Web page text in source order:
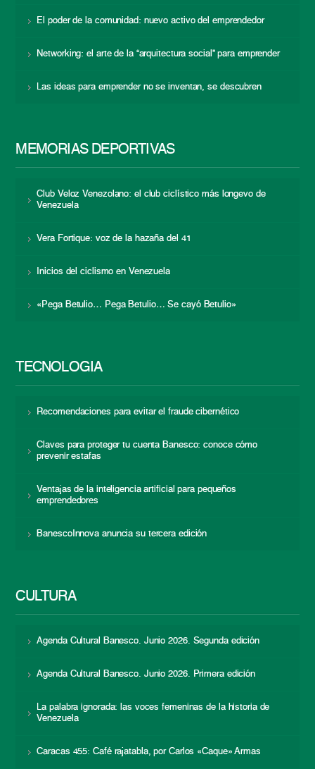
El poder de la comunidad: nuevo activo del emprendedor
Networking: el arte de la “arquitectura social” para emprender
Las ideas para emprender no se inventan, se descubren
MEMORIAS DEPORTIVAS
Club Veloz Venezolano: el club ciclístico más longevo de
Venezuela
Vera Fortique: voz de la hazaña del 41
Inicios del ciclismo en Venezuela
«Pega Betulio… Pega Betulio… Se cayó Betulio»
TECNOLOGÍA
Recomendaciones para evitar el fraude cibernético
Claves para proteger tu cuenta Banesco: conoce cómo
prevenir estafas
Ventajas de la inteligencia artificial para pequeños
emprendedores
BanescoInnova anuncia su tercera edición
CULTURA
Agenda Cultural Banesco. Junio 2026. Segunda edición
Agenda Cultural Banesco. Junio 2026. Primera edición
La palabra ignorada: las voces femeninas de la historia de
Venezuela
Caracas 455: Café rajatabla, por Carlos «Caque» Armas